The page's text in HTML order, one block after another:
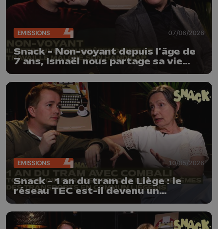
ÉMISSIONS 07/06/2026
Snack - Non-voyant depuis l’âge de
7 ans, Ismaël nous partage sa vie
avec humour et légèreté
ÉMISSIONS 10/05/2026
Snack - 1 an du tram de Liège : le
réseau TEC est-il devenu un
cauchemar ? | CoMBaLi nous répond